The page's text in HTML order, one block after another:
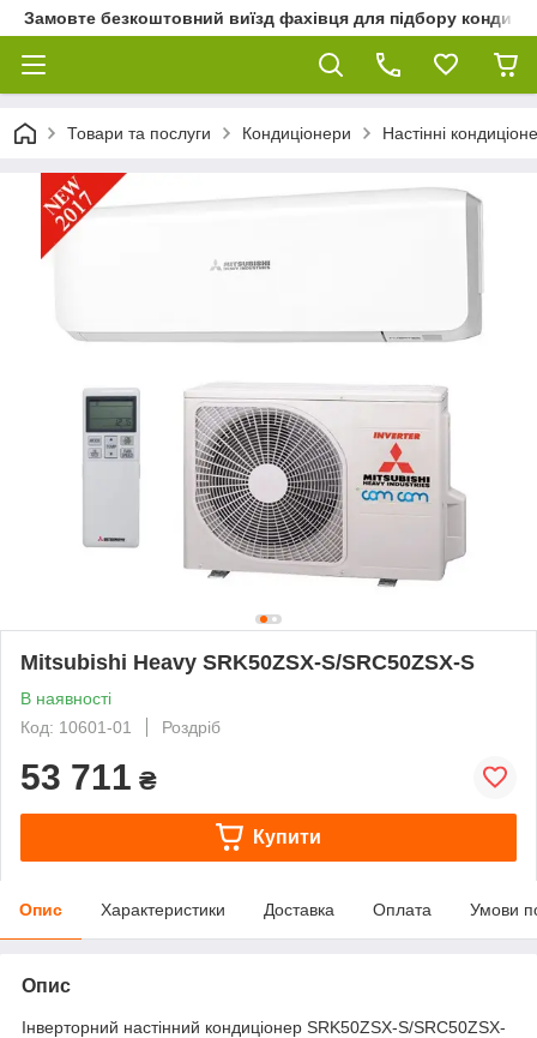
Замовте безкоштовний виїзд фахівця для підбору
Товари та послуги Кондиціонери Настінні
Mitsubishi Heavy SRK50ZSX-S/SRC50ZSX-S
В наявності
Код: 10601-01
Роздріб
53 711 ₴
Купити
Опис Характеристики Доставка Оплата Умови
Опис
Інверторний настінний кондиціонер SRK50ZSX-S/SRC50ZSX-